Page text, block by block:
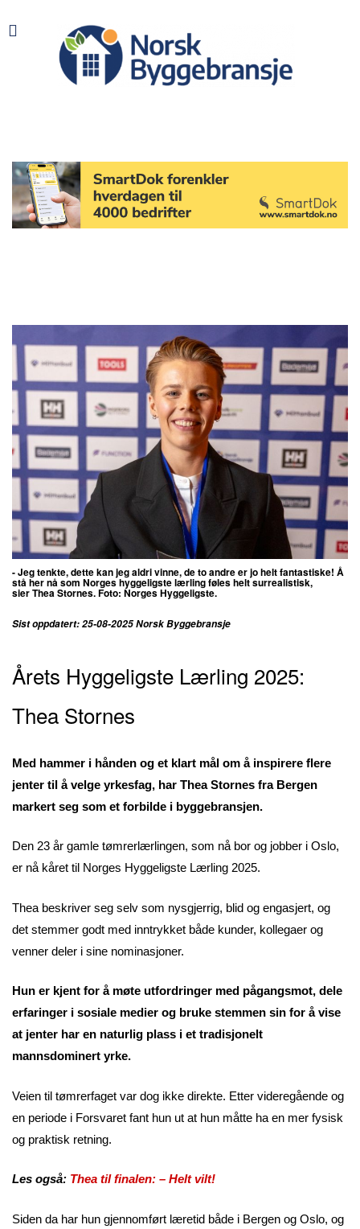
- Jeg tenkte, dette kan jeg aldri vinne, de to andre er jo helt fantastiske! Å
stå her nå som Norges hyggeligste lærling føles helt surrealistisk,
sierThea Stornes. Foto: Norges Hyggeligste.
Sist oppdatert: 25-08-2025 Norsk Byggebransje
Årets Hyggeligste Lærling 2025:
Thea Stornes
Med hammer i hånden og et klart mål om å inspirere flere
jenter til å velge yrkesfag, har Thea Stornes fra Bergen
markert seg som et forbilde i byggebransjen.
Den 23 år gamle tømrerlærlingen, som nå bor og jobber i Oslo,
er nå kåret til Norges Hyggeligste Lærling 2025.
Thea beskriver seg selv som nysgjerrig, blid og engasjert, og
det stemmer godt med inntrykket både kunder, kollegaer og
venner deler i sine nominasjoner.
Hun er kjent for å møte utfordringer med pågangsmot, dele
erfaringer i sosiale medier og bruke stemmen sin for å vise
at jenter har en naturlig plass i et tradisjonelt
mannsdominert yrke.
Veien til tømrerfaget var dog ikke direkte. Etter videregående og
en periode i Forsvaret fant hun ut at hun måtte ha en mer fysisk
og praktisk retning.
Les også: Thea til finalen: – Helt vilt!
Siden da har hun gjennomført læretid både i Bergen og Oslo, og